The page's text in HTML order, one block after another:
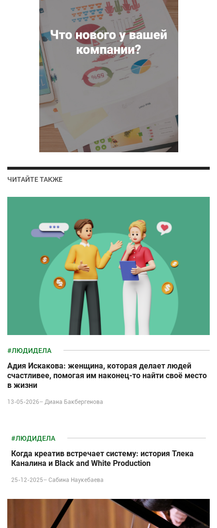
ЧИТАЙТЕ ТАКЖЕ
#ЛЮДИДЕЛА
Адия Искакова: женщина, которая делает людей
счастливее, помогая им наконец-то найти своё место
в жизни
13-05-2026– Диана Бакбергенова
#ЛЮДИДЕЛА
Когда креатив встречает систему: история Тлека
Каналина и Black and White Production
25-12-2025–Сабина Наукебаева